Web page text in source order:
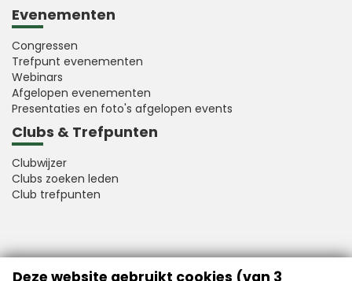
Evenementen
Congressen
Trefpunt evenementen
Webinars
Afgelopen evenementen
Presentaties en foto's afgelopen events
Clubs & Trefpunten
Clubwijzer
Clubs zoeken leden
Club trefpunten
VFB is a member of Better Finance
Deze website gebruikt cookies (van 3